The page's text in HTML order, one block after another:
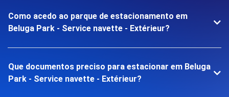
Como acedo ao parque de estacionamento em
Beluga Park - Service navette - Extérieur?
Que documentos preciso para estacionar em Beluga
Park - Service navette - Extérieur?